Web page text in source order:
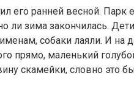
его ранней весной.
ли зима закончилась.
собаки лаяли. И на
прямо, маленький
скамейки, словно это